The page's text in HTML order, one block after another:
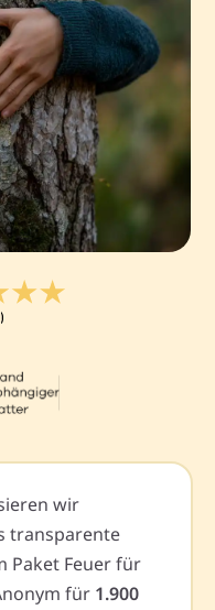
wir
transparente
Paket Feuer für
für 1.900